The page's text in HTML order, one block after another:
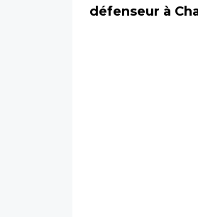
défenseur à